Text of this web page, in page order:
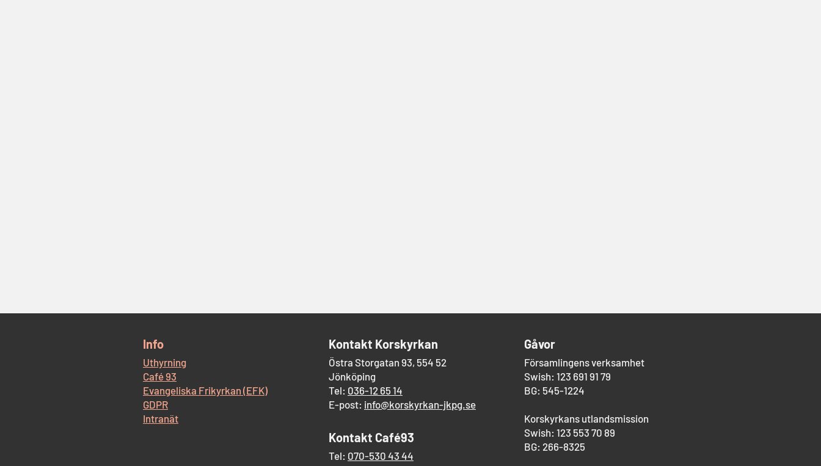
​Info
Uthyrning
Café 93
Evangeliska Frikyrkan (EFK)
GDPR
Intranät
​Kontakt Korskyrkan
Östra Storgatan 93, 554 52
Jönköping
Tel: 036-12 65 14
E-post: info@korskyrkan-jkpg.se
Kontakt Café93
Tel: 070-530 43 44
Gåvor
Församlingens verksamhet
Swish: 123 691 91 79
BG: 545-1224
Korskyrkans utlandsmission
Swish: 123 553 70 89
BG: 266-8325